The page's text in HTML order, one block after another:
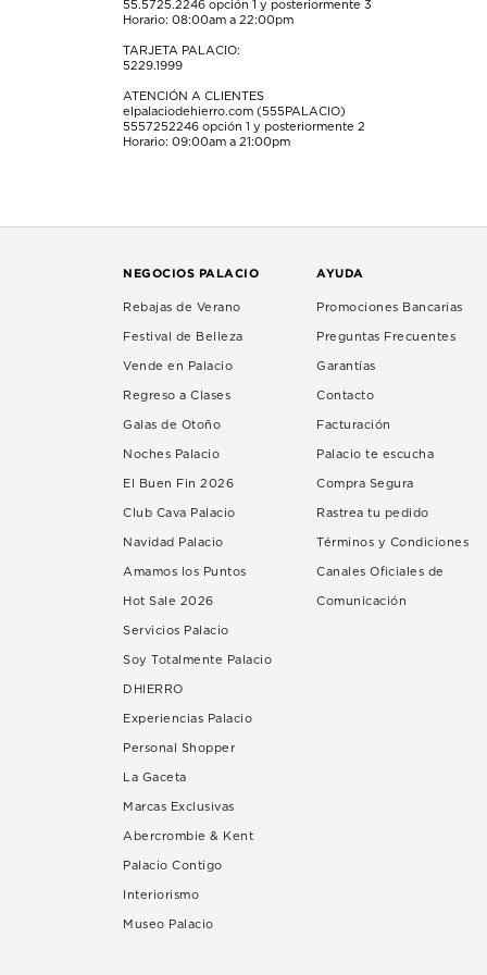
55.5725.2246 opción 1 y posteriormente 3
Horario: 08:00am a 22:00pm
TARJETA PALACIO:
5229.1999
ATENCIÓN A CLIENTES
elpalaciodehierro.com (555PALACIO)
5557252246 opción 1 y posteriormente 2
Horario: 09:00am a 21:00pm
NEGOCIOS PALACIO
Rebajas de Verano
Festival de Belleza
Vende en Palacio
Regreso a Clases
Galas de Otoño
Noches Palacio
El Buen Fin 2026
Club Cava Palacio
Navidad Palacio
Amamos los Puntos
Hot Sale 2026
Servicios Palacio
Soy Totalmente Palacio
DHIERRO
Experiencias Palacio
Personal Shopper
La Gaceta
Marcas Exclusivas
Abercrombie & Kent
Palacio Contigo
Interiorismo
Museo Palacio
AYUDA
Promociones Bancarias
Preguntas Frecuentes
Garantías
Contacto
Facturación
Palacio te escucha
Compra Segura
Rastrea tu pedido
Términos y Condiciones
Canales Oficiales de
Comunicación